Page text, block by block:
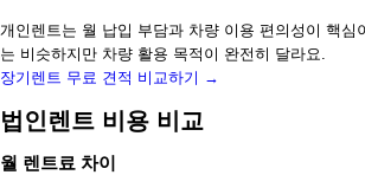
개인렌트는 월 납입 부담과 차량 이용 편의성이 핵
는 비슷하지만 차량 활용 목적이 완전히 달라요.
장기렌트 무료 견적 비교하기 →
법인렌트 비용 비교
월 렌트료 차이